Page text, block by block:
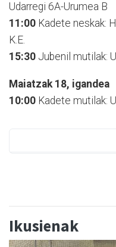
Udarregi 6A-Urumea B
11:00 Kadete neskak:
K.E.
15:30 Jubenil mutilak:
Maiatzak 18, igandea
10:00 Kadete mutilak:
Ikusienak